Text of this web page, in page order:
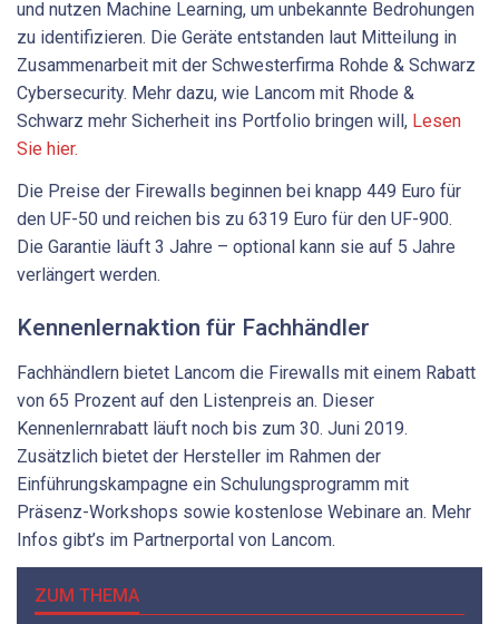
und nutzen Machine Learning, um unbekannte Bedrohungen
zu identifizieren. Die Geräte entstanden laut Mitteilung in
Zusammenarbeit mit der Schwesterfirma Rohde & Schwarz
Cybersecurity. Mehr dazu, wie Lancom mit Rhode &
Schwarz mehr Sicherheit ins Portfolio bringen will, Lesen
Sie hier.
Die Preise der Firewalls beginnen bei knapp 449 Euro für
den UF-50 und reichen bis zu 6319 Euro für den UF-900.
Die Garantie läuft 3 Jahre – optional kann sie auf 5 Jahre
verlängert werden.
Kennenlernaktion für Fachhändler
Fachhändlern bietet Lancom die Firewalls mit einem Rabatt
von 65 Prozent auf den Listenpreis an. Dieser
Kennenlernrabatt läuft noch bis zum 30. Juni 2019.
Zusätzlich bietet der Hersteller im Rahmen der
Einführungskampagne ein Schulungsprogramm mit
Präsenz-Workshops sowie kostenlose Webinare an. Mehr
Infos gibt’s im Partnerportal von Lancom.
ZUM THEMA